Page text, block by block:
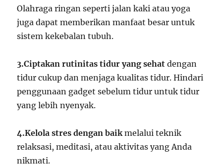
Olahraga ringan seperti jalan kaki atau yoga
juga dapat memberikan manfaat besar untuk
sistem kekebalan tubuh.
3.Ciptakan rutinitas tidur yang sehat dengan
tidur cukup dan menjaga kualitas tidur. Hindari
penggunaan gadget sebelum tidur untuk tidur
yang lebih nyenyak.
4.Kelola stres dengan baik melalui teknik
relaksasi, meditasi, atau aktivitas yang Anda
nikmati.